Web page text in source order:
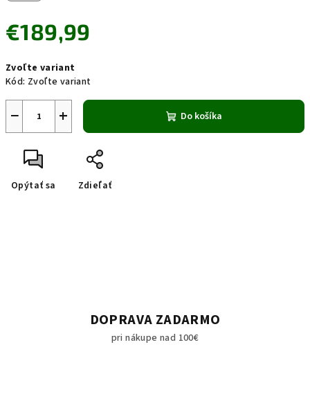
€189,99
cena:
Zvoľte variant
Kód: Zvoľte variant
+
− Do košíka
Opýtať sa Zdieľať
DOPRAVA ZADARMO
pri nákupe nad 100€